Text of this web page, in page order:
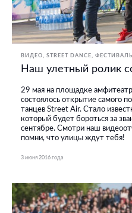
ВИДЕО STREET DANCE ФЕСТИВАЛЬ
Наш улетный ролик
29 мая на площадке
состоялось открытие самого
танцев Street Air. Стало
который будет бороться за
сентябре. Смотри наш
помни, что улицы ждут тебя!
3 июня 2016 года